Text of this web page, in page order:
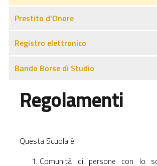
Prestito d'Onore
Registro elettronico
Bando Borse di Studio
Regolamenti
Questa Scuola è:
Comunità di persone con lo